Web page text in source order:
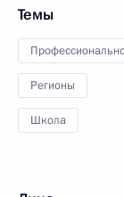
Темы
Регионы
Школа